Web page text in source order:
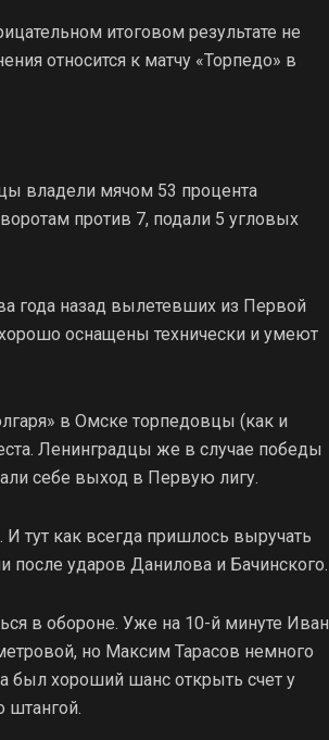
итоговом результате не
относится к матчу «Торпедо» в
владели мячом 53 процента
против 7, подали 5 угловых
года назад вылетевших из Первой
оснащены технически и умеют
в Омске торпедовцы (как и
Ленинградцы же в случае победы
себе выход в Первую лигу.
И тут как всегда пришлось выручать
ударов Данилова и Бачинского.
в обороне. Уже на 10-й минуте Иван
но Максим Тарасов немного
был хороший шанс открыть счет у
штангой.